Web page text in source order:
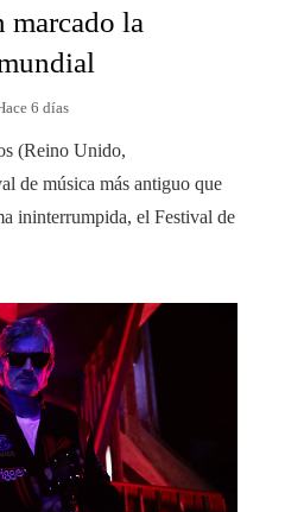
marcado la
6 días
(Reino Unido,
de música más antiguo que
ininterrumpida, el Festival de